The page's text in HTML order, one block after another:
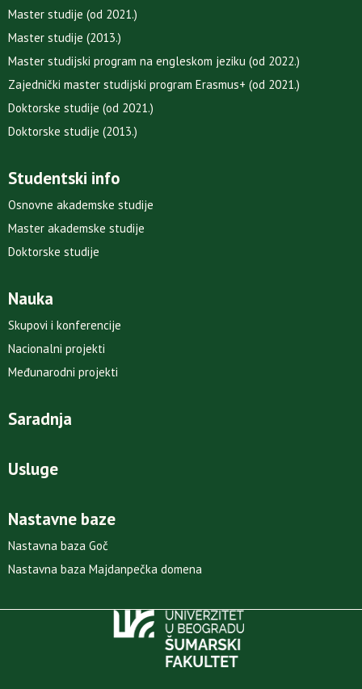
Master studije (od 2021.)
Master studije (2013.)
Master studijski program na engleskom jeziku (od 2022.)
Zajednički master studijski program Erasmus+ (od 2021.)
Doktorske studije (od 2021.)
Doktorske studije (2013.)
Studentski info
Osnovne akademske studije
Master akademske studije
Doktorske studije
Nauka
Skupovi i konferencije
Nacionalni projekti
Međunarodni projekti
Saradnja
Usluge
Nastavne baze
Nastavna baza Goč
Nastavna baza Majdanpečka domena